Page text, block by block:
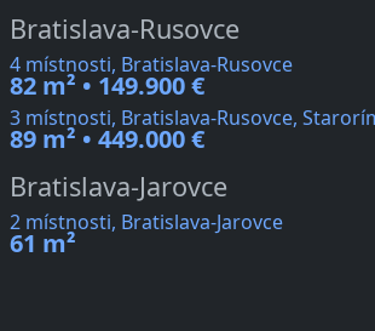
Bratislava-Rusovce
4 místnosti, Bratislava-Rusovce
82 m² • 149.900 €
3 místnosti, Bratislava-Rusovce,
89 m² • 449.000 €
Bratislava-Jarovce
2 místnosti, Bratislava-Jarovce
61 m²